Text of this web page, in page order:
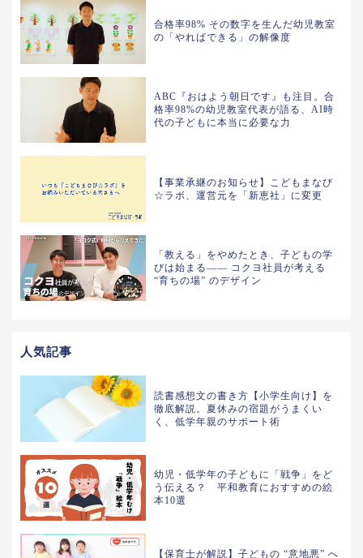
合格率98% その数字を生んだ幼児教室
の「やればできる」の解像度
ABC『おはよう朝日です』も注目。合
格率98%の幼児教室代表が語る、AI時
代の子どもに本当に必要な力
【事業承継のお知らせ】こどもまなび
☆ラボ、運営元を「新恵社」に変更
「教える」をやめたとき、子どもの学
びは始まる—— コクヨ社員が考える
“育ちの場” のデザイン
人気記事
読書感想文の書き方【小学生向け】を
徹底解説。夏休みの宿題がうまくい
く、低学年親のサポート術
幼児・低学年の子どもに「戦争」をど
う伝える？ 平和教育におすすめの絵
本10選
【保育士が解説】子どもの “意地悪” へ